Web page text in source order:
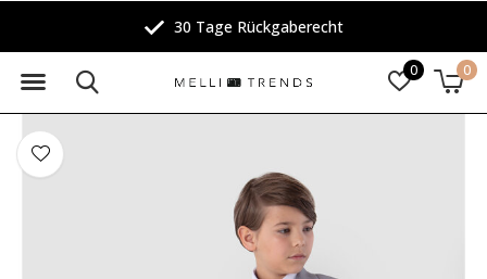
0 0
30 Tage Rückgaberecht